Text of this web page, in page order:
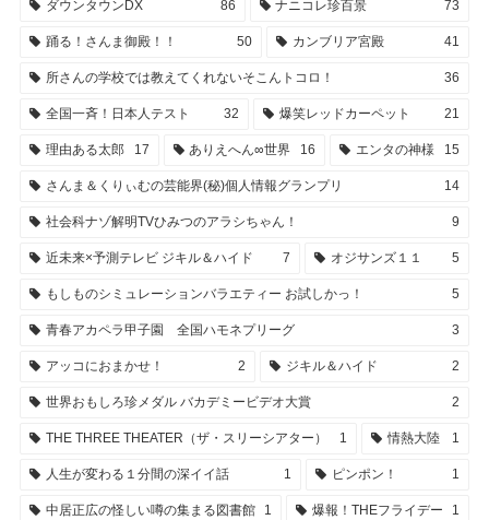
ダウンタウンDX 86 ナニコレ珍百景 73
踊る！さんま御殿！！ 50 カンブリア宮殿 41
所さんの学校では教えてくれないそこんトコロ！ 36
全国一斉！日本人テスト 32 爆笑レッドカーペット 21
理由ある太郎 17 ありえへん∞世界 16 エンタの神様 15
さんま＆くりぃむの芸能界(秘)個人情報グランプリ 14
社会科ナゾ解明TVひみつのアラシちゃん！ 9
近未来×予測テレビ ジキル＆ハイド 7 オジサンズ１１ 5
もしものシミュレーションバラエティー お試しかっ！ 5
青春アカペラ甲子園 全国ハモネプリーグ 3
アッコにおまかせ！ 2 ジキル＆ハイド 2
世界おもしろ珍メダル バカデミービデオ大賞 2
THE THREE THEATER（ザ・スリーシアター） 1 情熱大陸 1
人生が変わる１分間の深イイ話 1 ピンポン！ 1
中居正広の怪しい噂の集まる図書館 1 爆報！THEフライデー 1